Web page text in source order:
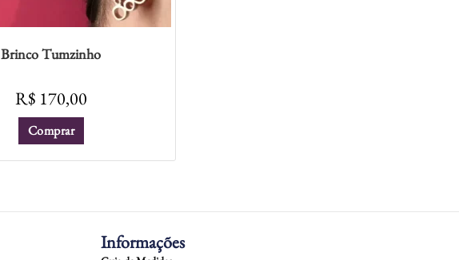
Brinco Tumzinho
R$ 170,00
Comprar
Informações